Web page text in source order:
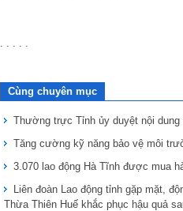
. . . . .
Cùng chuyên mục
Thường trực Tỉnh ủy duyệt nội
Tăng cường kỹ năng bảo vệ môi
3.070 lao động Hà Tĩnh được mua
Liên đoàn Lao động tỉnh gặp mặt,
Thừa Thiên Huế khắc phục hậu quả